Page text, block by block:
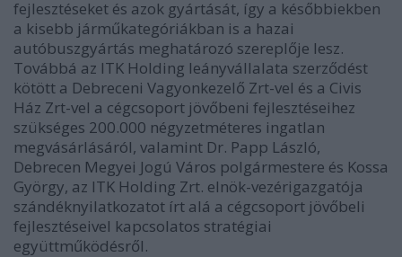
fejlesztéseket és azok gyártását, így a későbbiekben
a kisebb járműkategóriákban is a hazai
autóbuszgyártás meghatározó szereplője lesz.
Továbbá az ITK Holding leányvállalata szerződést
kötött a Debreceni Vagyonkezelő Zrt-vel és a Civis
Ház Zrt-vel a cégcsoport jövőbeni fejlesztéseihez
szükséges 200.000 négyzetméteres ingatlan
megvásárlásáról, valamint Dr. Papp László,
Debrecen Megyei Jogú Város polgármestere és Kossa
György, az ITK Holding Zrt. elnök-vezérigazgatója
szándéknyilatkozatot írt alá a cégcsoport jövőbeli
fejlesztéseivel kapcsolatos stratégiai
együttműködésről.